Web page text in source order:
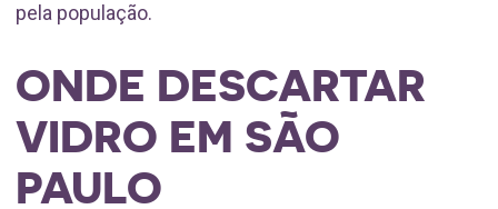
pela população.
ONDE DESCARTAR
VIDRO EM SÃO
PAULO